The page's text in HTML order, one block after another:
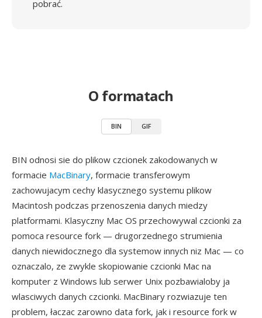
pobrać.
O formatach
BIN GIF
BIN odnosi sie do plikow czcionek zakodowanych w
formacie MacBinary, formacie transferowym
zachowujacym cechy klasycznego systemu plikow
Macintosh podczas przenoszenia danych miedzy
platformami. Klasyczny Mac OS przechowywal czcionki za
pomoca resource fork — drugorzednego strumienia
danych niewidocznego dla systemow innych niz Mac — co
oznaczalo, ze zwykle skopiowanie czcionki Mac na
komputer z Windows lub serwer Unix pozbawialoby ja
wlasciwych danych czcionki. MacBinary rozwiazuje ten
problem, łaczac zarowno data fork, jak i resource fork w